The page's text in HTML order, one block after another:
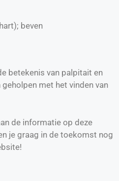
beven
betekenis van palpitait en
met het vinden van
de informatie op deze
je graag in de toekomst nog